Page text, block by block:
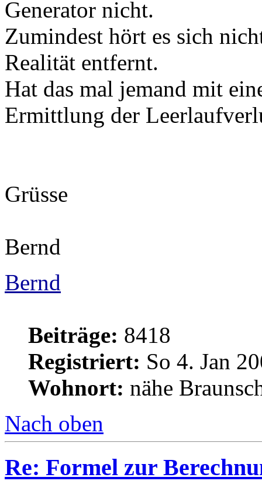
Generator nicht.
Zumindest hört es sich
Realität entfernt.
Hat das mal jemand mit
Ermittlung der
Grüsse
Bernd
Bernd
Beiträge: 8418
Registriert: So 4. Jan
Wohnort: nähe
Nach oben
Re: Formel zur